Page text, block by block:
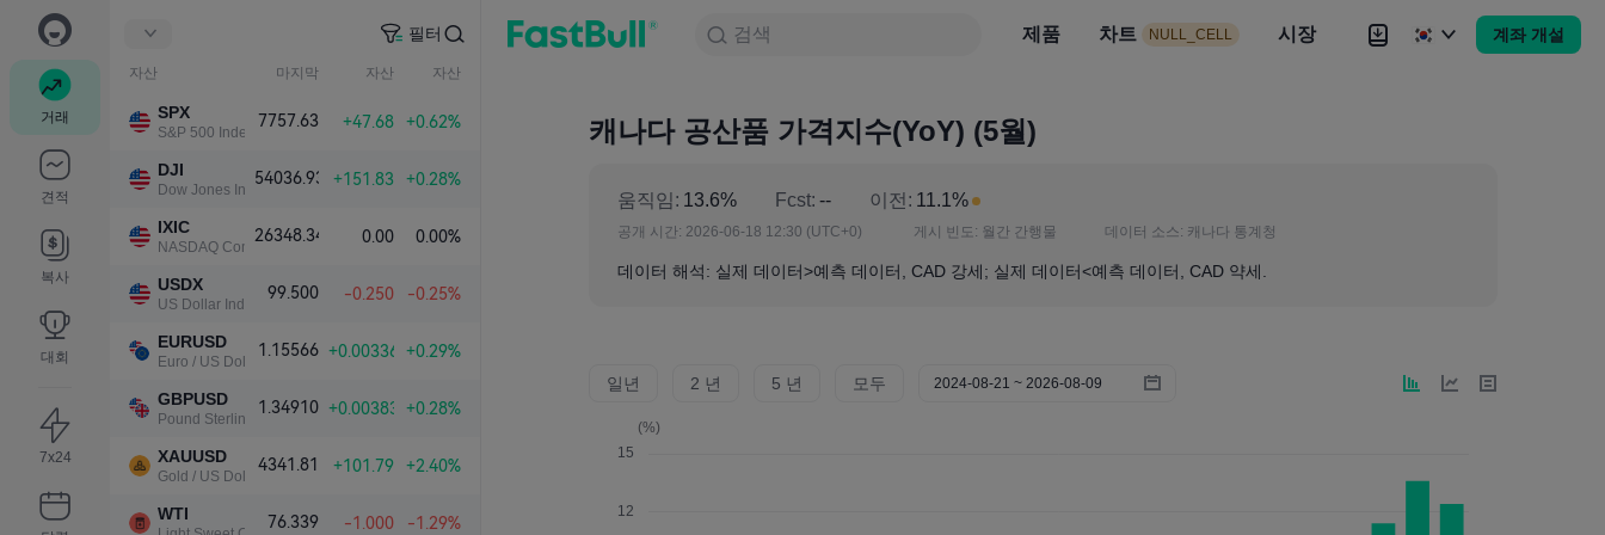
거래
견적
복사
대회
7x24
필터
자산 마지막 자산 자산
SPX
S&P 500 Index
7757.63 +47.68 +0.62%
DJI
Dow Jones Industrial Average
54036.93 +151.83 +0.28%
IXIC
NASDAQ Composite Index
26348.34 0.00 0.00%
USDX
US Dollar Index
99.500 -0.250 -0.25%
EURUSD
Euro / US Dollar
1.15566 +0.00336 +0.29%
GBPUSD
Pound Sterling / US Dollar
1.34910 +0.00383 +0.28%
XAUUSD
Gold / US Dollar
4341.81 +101.79 +2.40%
WTI 76.339 -1.000 -1.29%
검색 제품 차트 NULL_CELL 시장 계좌 개설
검색
NULL_CELL 시장 뉴스 전략 Brokers 더
캐나다 공산품 가격지수(YoY) (5월)
움직임: 13.6% Fcst: -- 이전: 11.1%
공개 시간: 2026-06-18 12:30 (UTC+0) 게시 빈도: 월간 간행물 데이터 소스: 캐나다 통계청
데이터 해석: 실제 데이터>예측 데이터, CAD 강세; 실제 데이터<예측 데이터, CAD 약세.
일년 2 년 5 년 모두